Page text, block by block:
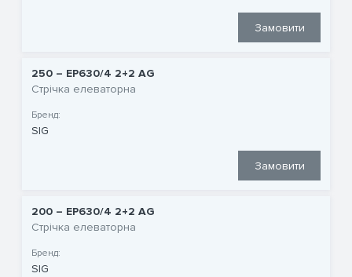
Замовити
250 – EP630/4 2+2 AG
Стрічка елеваторна
Бренд:
SIG
Замовити
200 – EP630/4 2+2 AG
Стрічка елеваторна
Бренд:
SIG